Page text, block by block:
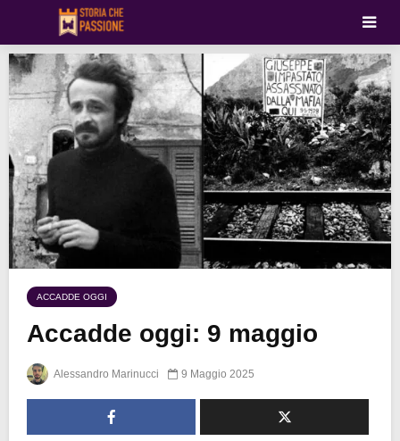
ACCADDE OGGI
Accadde oggi: 9 maggio
Alessandro Marinucci 9 Maggio 2025